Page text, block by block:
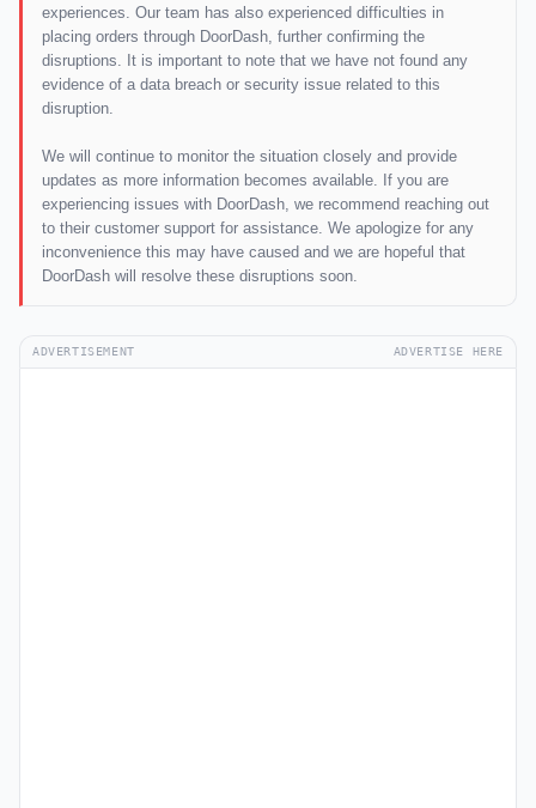
experiences. Our team has also experienced difficulties in
placing orders through DoorDash, further confirming the
disruptions. It is important to note that we have not found any
evidence of a data breach or security issue related to this
disruption.
We will continue to monitor the situation closely and provide
updates as more information becomes available. If you are
experiencing issues with DoorDash, we recommend reaching out
to their customer support for assistance. We apologize for any
inconvenience this may have caused and we are hopeful that
DoorDash will resolve these disruptions soon.
ADVERTISEMENT ADVERTISE HERE